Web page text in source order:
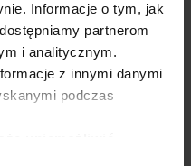
Informacje o tym, jak
partnerom
i analitycznym.
z innymi danymi
podczas
zmieni ten